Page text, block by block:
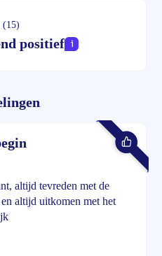
(15)
positief
altijd tevreden met de
altijd uitkomen met het